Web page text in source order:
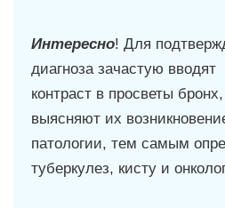
Интересно! Для
диагноза зачастую вводят
контраст в просветы бронх,
выясняют их
патологии, тем самым
туберкулез, кисту и